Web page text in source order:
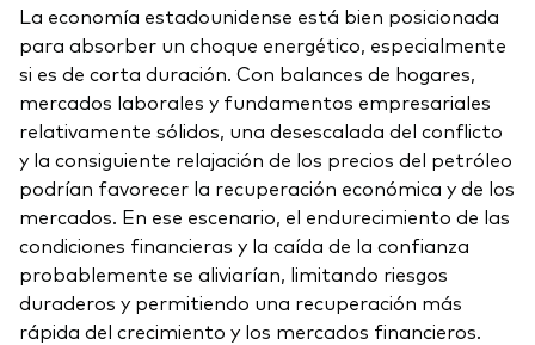
La economía estadounidense está bien posicionada
para absorber un choque energético, especialmente
si es de corta duración. Con balances de hogares,
mercados laborales y fundamentos empresariales
relativamente sólidos, una desescalada del conflicto
y la consiguiente relajación de los precios del petróleo
podrían favorecer la recuperación económica y de los
mercados. En ese escenario, el endurecimiento de las
condiciones financieras y la caída de la confianza
probablemente se aliviarían, limitando riesgos
duraderos y permitiendo una recuperación más
rápida del crecimiento y los mercados financieros.